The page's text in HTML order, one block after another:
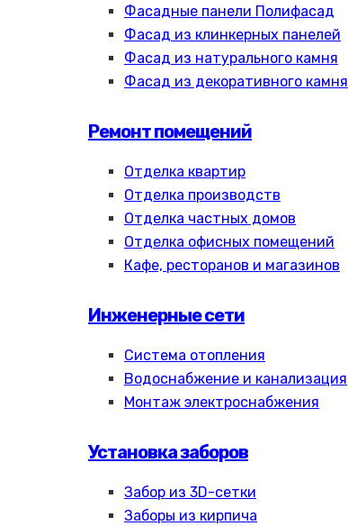
Фасадные панели Полифасад
Фасад из клинкерных панелей
Фасад из натурального камня
Фасад из декоративного камня
Ремонт помещений
Отделка квартир
Отделка производств
Отделка частных домов
Отделка офисных помещений
Кафе, ресторанов и магазинов
Инженерные сети
Система отопления
Водоснабжение и канализация
Монтаж электроснабжения
Установка заборов
Забор из 3D-сетки
Заборы из кирпича